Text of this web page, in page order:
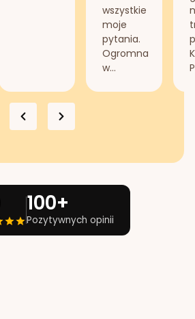
wszystkie
moje
pytania.
Ogromna
w...
100+
Pozytywnych opinii